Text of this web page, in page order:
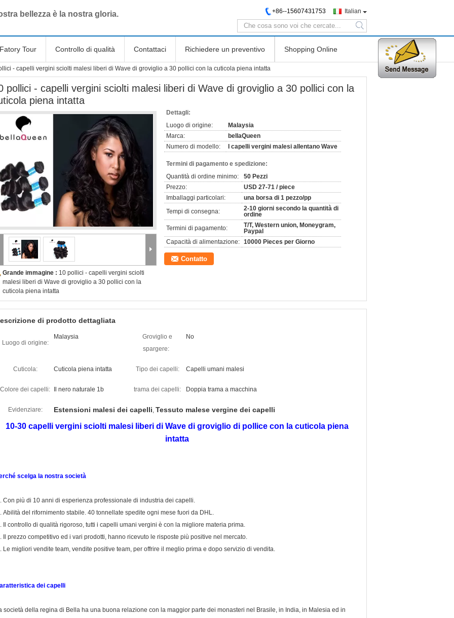
bellezza è la nostra gloria. Italian
+86--15607431753
search
Fatory Tour Controllo di qualità Contattaci Richiedere un preventivo Shopping Online
- capelli vergini sciolti malesi liberi di Wave di groviglio a 30 pollici con la cuticola piena intatta
pollici - capelli vergini sciolti malesi liberi di Wave di groviglio a 30 pollici con la
piena intatta
Grande immagine : 10 pollici - capelli vergini sciolti
malesi liberi di Wave di groviglio a 30 pollici con la
cuticola piena intatta
Dettagli:
Luogo di origine:
Malaysia
Marca:
bellaQueen
Numero di modello:
I capelli vergini malesi allentano Wave
Termini di pagamento e spedizione:
Quantità di ordine minimo:
50 Pezzi
Prezzo:
USD 27-71 / piece
Imballaggi particolari:
una borsa di 1 pezzo/pp
Tempi di consegna:
2-10 giorni secondo la quantità di
ordine
Termini di pagamento:
T/T, Western union, Moneygram,
Paypal
Capacità di alimentazione: 10000 Pieces per Giorno
Contatto
di prodotto dettagliata
Luogo di origine:
Malaysia
Groviglio e
spargere:
No
Cuticola: Cuticola piena intatta Tipo dei capelli: Capelli umani malesi
Colore dei capelli: Il nero naturale 1b trama dei capelli: Doppia trama a macchina
Evidenziare: Estensioni malesi dei capelli, Tessuto malese vergine dei capelli
10-30 capelli vergini sciolti malesi liberi di Wave di groviglio di pollice con la cuticola piena
intatta
scelga la nostra società
Con più di 10 anni di esperienza professionale di industria dei capelli.
Abilità del rifornimento stabile. 40 tonnellate spedite ogni mese fuori da DHL.
Il controllo di qualità rigoroso, tutti i capelli umani vergini è con la migliore materia prima.
Il prezzo competitivo ed i vari prodotti, hanno ricevuto le risposte più positive nel mercato.
Le migliori vendite team, vendite positive team, per offrire il meglio prima e dopo servizio di vendita.
dei capelli
società della regina di Bella ha una buona relazione con la maggior parte dei monasteri nel Brasile, in India, in Malesia ed in